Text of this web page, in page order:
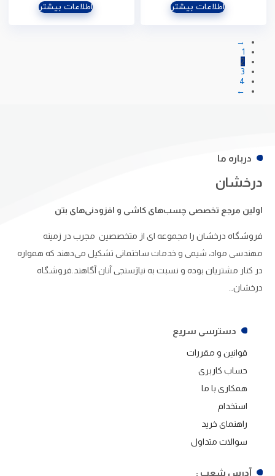
اطلاعات بیشتر اطلاعات بیشتر
→
1
2
3
4
←
درباره ما
درخشان
اولین مرجع تخصصی چسب‌های کاشی و افزودنی‌های بتن
فروشگاه درخشان را مجموعه ای از متخصصین مجرب در زمینه
مهندسی مواد، شیمی و خدمات ساختمانی تشکیل می‌دهند که همواره
در کنار مشتریان بوده و نسبت به نیازسنجی آنان آگاهند.فروشگاه
درخشان…
دسترسی سریع
قوانین و مقررات
حساب کاربری
همکاری با ما
استخدام
راهنمای خرید
سوالات متداول
آدرس شعب :